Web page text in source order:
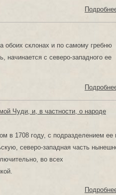
обоих склонах и по самому гребню
начинается с северо-западного ее
Чуди, и, в частности, о народе
в 1708 году, с подразделением ее
северо-западная часть
во всех